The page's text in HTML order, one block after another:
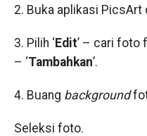
2. Buka aplikasi PicsArt
3. Pilih ‘ Edit’ – cari foto
– ‘Tambahkan’.
4. Buang background
Seleksi foto.